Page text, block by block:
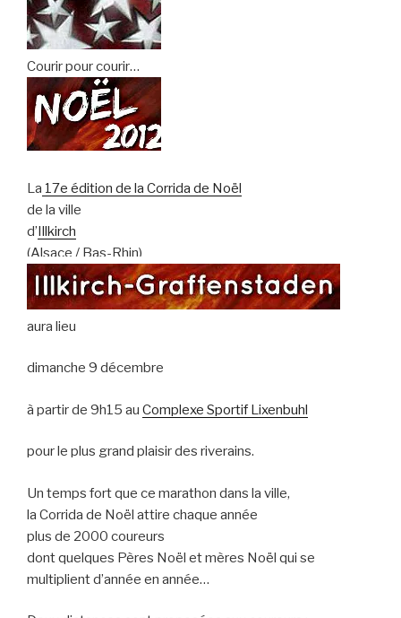
Courir pour courir…
La 17e édition de la Corrida de Noël
de la ville
d’Illkirch
(Alsace / Bas-Rhin)
aura lieu
dimanche 9 décembre
à partir de 9h15 au Complexe Sportif Lixenbuhl
pour le plus grand plaisir des riverains.
Un temps fort que ce marathon dans la ville,
la Corrida de Noël attire chaque année
plus de 2000 coureurs
dont quelques Pères Noël et mères Noël qui se
multiplient d’année en année…